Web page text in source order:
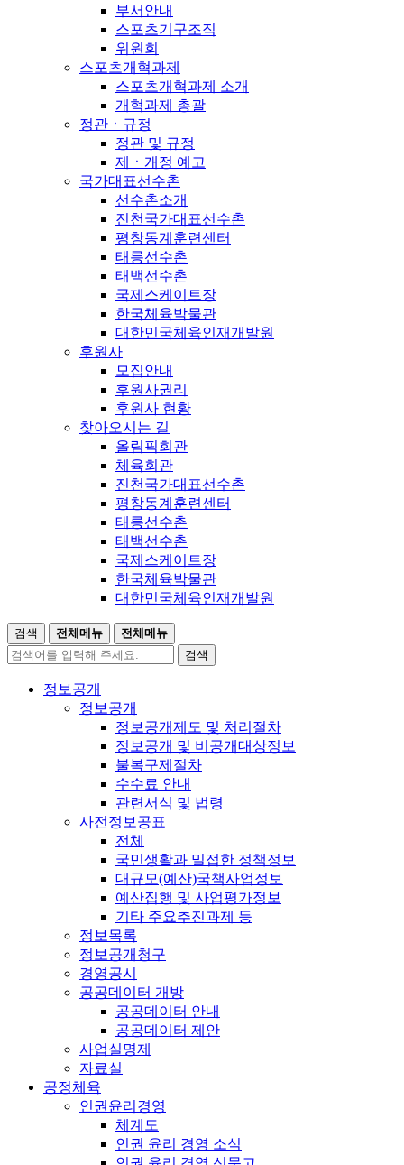
부서안내
스포츠기구조직
위원회
스포츠개혁과제
스포츠개혁과제 소개
개혁과제 총괄
정관ㆍ규정
정관 및 규정
제ㆍ개정 예고
국가대표선수촌
선수촌소개
진천국가대표선수촌
평창동계훈련센터
태릉선수촌
태백선수촌
국제스케이트장
한국체육박물관
대한민국체육인재개발원
후원사
모집안내
후원사권리
후원사 현황
찾아오시는 길
올림픽회관
체육회관
진천국가대표선수촌
평창동계훈련센터
태릉선수촌
태백선수촌
국제스케이트장
한국체육박물관
대한민국체육인재개발원
검색 전체메뉴
전체메뉴
검색
정보공개
정보공개
정보공개제도 및 처리절차
정보공개 및 비공개대상정보
불복구제절차
수수료 안내
관련서식 및 법령
사전정보공표
전체
국민생활과 밀접한 정책정보
대규모(예산)국책사업정보
예산집행 및 사업평가정보
기타 주요추진과제 등
정보목록
정보공개청구
경영공시
공공데이터 개방
공공데이터 안내
공공데이터 제안
사업실명제
자료실
공정체육
인권윤리경영
체계도
인권 윤리 경영 소식